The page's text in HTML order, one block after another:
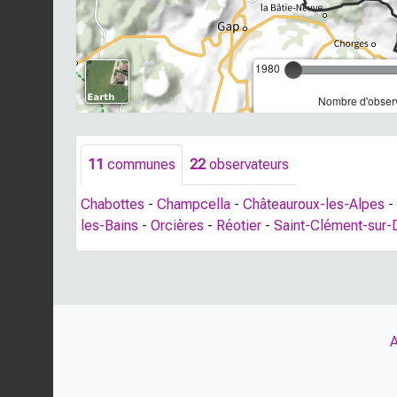
1980
Nombre
11 communes 22observateurs
Chabottes - Champcella - Châteauroux-les-Alpes -
les-Bains - Orcières - Réotier - Saint-Clément-sur-